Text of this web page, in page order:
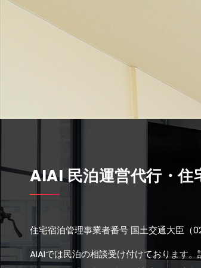
AIAI 民泊運営代行・住
住宅宿泊管理事業者番号 国土交通大臣（
AIAIでは民泊の相談受け付けております